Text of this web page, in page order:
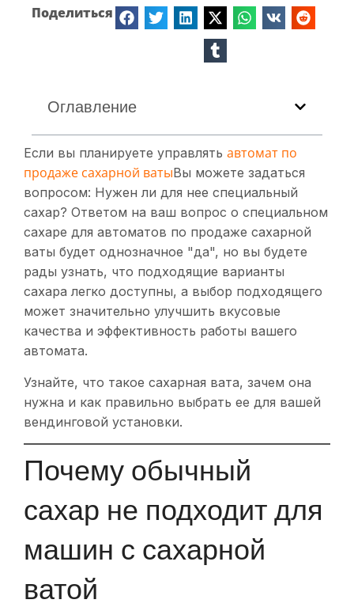
Поделиться
Оглавление
Если вы планируете управлять автомат по
продаже сахарной ватыВы можете задаться
вопросом: Нужен ли для нее специальный
сахар? Ответом на ваш вопрос о специальном
сахаре для автоматов по продаже сахарной
ваты будет однозначное "да", но вы будете
рады узнать, что подходящие варианты
сахара легко доступны, а выбор подходящего
может значительно улучшить вкусовые
качества и эффективность работы вашего
автомата.
Узнайте, что такое сахарная вата, зачем она
нужна и как правильно выбрать ее для вашей
вендинговой установки.
Почему обычный
сахар не подходит для
машин с сахарной
ватой